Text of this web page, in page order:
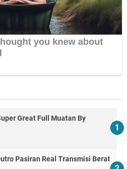
Great Full Muatan By
Pasiran Real Transmisi Berat